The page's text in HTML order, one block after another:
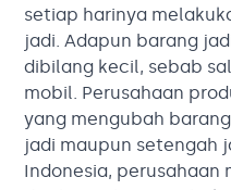
setiap harinya
jadi. Adapun barang
dibilang kecil, sebab
mobil. Perusahaan
yang mengubah
jadi maupun setengah
Indonesia, perusahaan